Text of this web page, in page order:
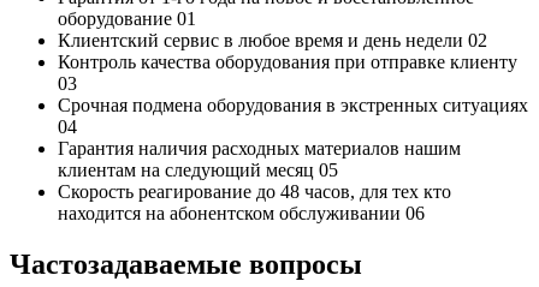
оборудование 01
Клиентский сервис в любое время и день недели 02
Контроль качества оборудования при отправке клиенту
03
Срочная подмена оборудования в экстренных ситуациях
04
Гарантия наличия расходных материалов нашим
клиентам на следующий месяц 05
Скорость реагирование до 48 часов, для тех кто
находится на абонентском обслуживании 06
Частозадаваемые вопросы